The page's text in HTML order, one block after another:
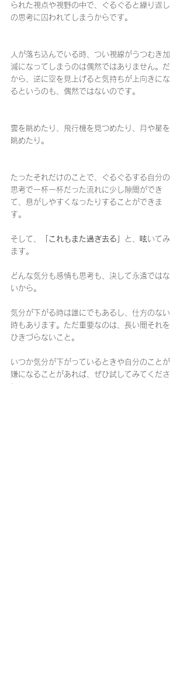
られた視点や視野の中で、ぐるぐると繰り返し
の思考に囚われてしまうからです。
人が落ち込んでいる時、つい視線がうつむき加
減になってしまうのは偶然ではありません。だ
から、逆に空を見上げると気持ちが上向きにな
るというのも、偶然ではないのです。
雲を眺めたり、飛行機を見つめたり、月や星を
眺めたり。
たったそれだけのことで、ぐるぐるする自分の
思考で一杯一杯だった流れに少し隙間ができ
て、息がしやすくなったりすることができま
す。
そして、 「これもまた過ぎ去る」
と、呟いてみ
ます。
どんな気分も感情も思考も、決して永遠ではな
いから。
気分が下がる時は誰にでもあるし、仕方のない
時もあります。ただ重要なのは、長い間それを
ひきづらないこと。
いつか気分が下がっているときや自分のことが
嫌になることがあれば、ぜひ試してみてくださ
い。